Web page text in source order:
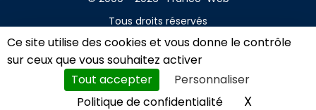
Ce site utilise des cookies et vous donne le contrôle
sur ceux que vous souhaitez activer
Tout accepter
Personnaliser
Politique de confidentialité
XMasquer
Tous droits réservés
Contact
Mentions légales
A propos